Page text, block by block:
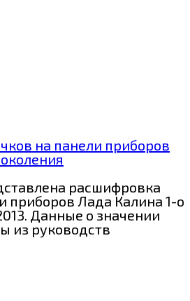
на панели приборов
расшифровка
приборов Лада Калина 1-о
Данные о значении
из руководств